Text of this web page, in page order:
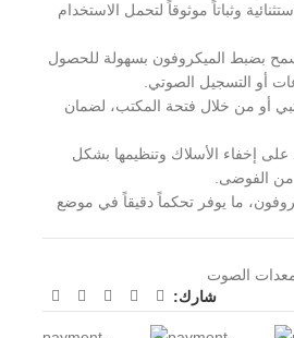
وثباتاً موثوقاً لتحمل الاستخدام
بضبط الميكروفون بسهولة للحصول
أو التسجيل الصوتي.
أو من خلال فتحة المكتب، لضمان
على إخفاء الأسلاك وتنظيمها بشكل
الفوضى.
ما يوفر تحكماً دقيقاً في موضع
الصوت
شارك: